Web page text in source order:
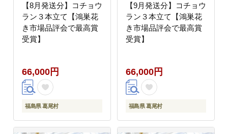
【8月発送分】コチョウ
ラン３本立て【鴻巣花
き市場品評会で最高賞
受賞】
66,000円
福島県 葛尾村
【9月発送分】コチョウ
ラン３本立て【鴻巣花
き市場品評会で最高賞
受賞】
66,000円
福島県 葛尾村